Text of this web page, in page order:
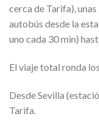
cerca de Tarifa),
autobús desde la
uno cada 30 min)
El viaje total ronda
Desde Sevilla
Tarifa.